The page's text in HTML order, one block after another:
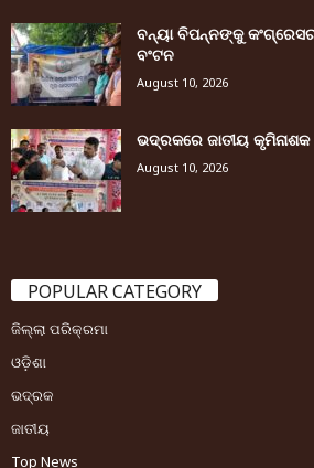
ବନ୍ୟା ବିପନ୍ନଙ୍କୁ
ବଂଟନ
August 10, 2026
ଭଦ୍ରକରେ ଜାତୀୟ
August 10, 2026
POPULAR CATEGORY
ଜିଲ୍ଲା ପରିକ୍ରମା
ଓଡ଼ିଶା
ଭଦ୍ରକ
ଜାତୀୟ
Top News